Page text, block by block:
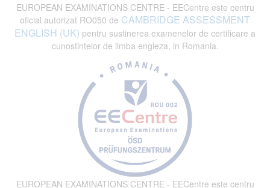
EUROPEAN EXAMINATIONS CENTRE - EECentre este centru
oficial autorizat RO050 de CAMBRIDGE ASSESSMENT
ENGLISH (UK) pentru sustinerea examenelor de certificare a
cunostintelor de limba engleza, in Romania.
EUROPEAN EXAMINATIONS CENTRE - EECentre este centru